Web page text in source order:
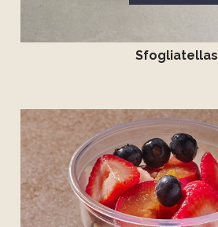
Sfogliatellas